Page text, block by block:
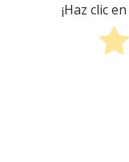
¡Haz clic